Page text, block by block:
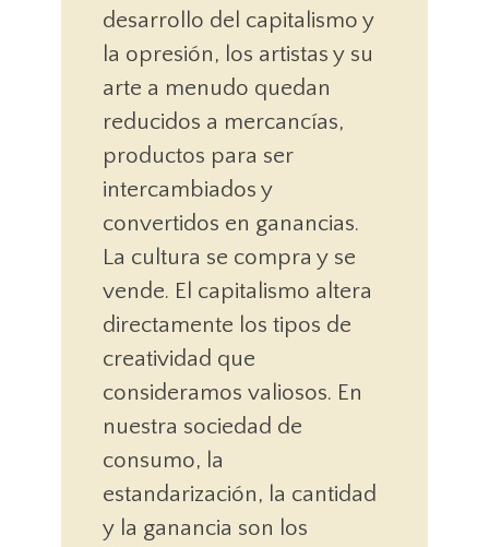
desarrollo del capitalismo y
la opresión, los artistas y su
arte a menudo quedan
reducidos a mercancías,
productos para ser
intercambiados y
convertidos en ganancias.
La cultura se compra y se
vende. El capitalismo altera
directamente los tipos de
creatividad que
consideramos valiosos. En
nuestra sociedad de
consumo, la
estandarización, la cantidad
y la ganancia son los